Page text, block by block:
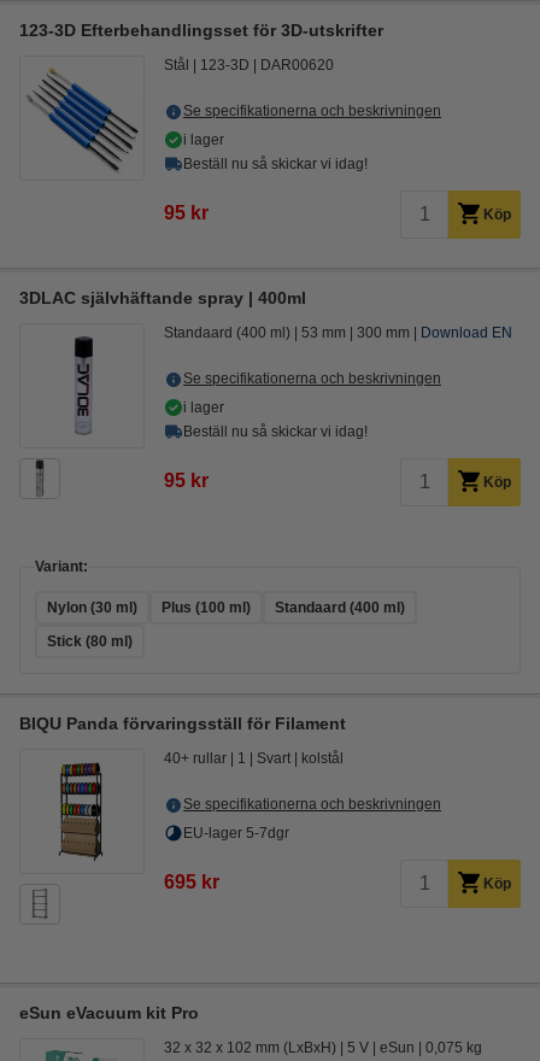
123-3D Efterbehandlingsset för 3D-utskrifter
Stål 123-3D DAR00620
Se specifikationerna och beskrivningen
i lager
Beställ nu så skickar vi idag!
95 kr Köp
3DLAC självhäftande spray | 400ml
Standaard (400 ml) 53 mm 300 mm Download EN
Se specifikationerna och beskrivningen
i lager
Beställ nu så skickar vi idag!
95 kr Köp
Variant:
Nylon (30 ml) Plus (100 ml)
Standaard (400 ml)
Stick (80 ml)
BIQU Panda förvaringsställ för Filament
40+ rullar 1 Svart kolstål
Se specifikationerna och beskrivningen
EU-lager 5-7dgr
695 kr Köp
eSun eVacuum kit Pro
32 x 32 x 102 mm (LxBxH) 5 V eSun 0,075 kg